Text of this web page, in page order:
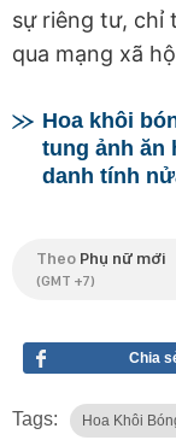
sự riêng tư, chỉ
qua mạng xã
Hoa khôi
tung ảnh ăn
danh tính
Theo Phụ nữ mới
(GMT +7)
Chia
Tags: Hoa Khôi